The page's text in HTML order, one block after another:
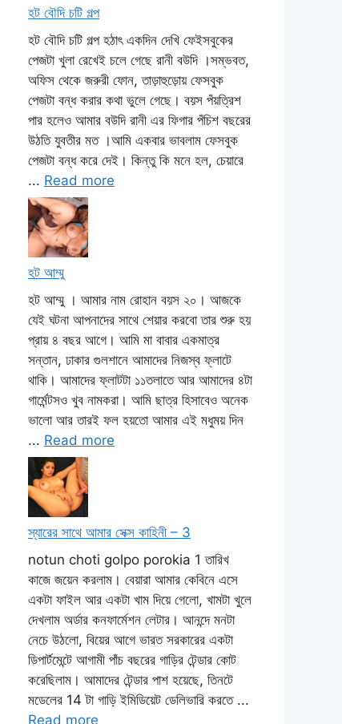
হট বৌদি চটি গল্প
হট বৌদি চটি গল্প হঠাৎ একদিন দেখি ফেইসবুকের
পেজটা খুলা রেখেই চলে গেছে রানী বউদি ।সম্ভবত,
অফিস থেকে জরুরী ফোন, তাড়াহুড়োয় ফেসবুক
পেজটা বন্ধ করার কথা ভুলে গেছে। বয়স পঁয়ত্রিশ
পার হলেও আমার বউদি রানী এর ফিগার পঁচিশ বছরের
উঠতি যুবতীর মত ।আমি একবার ভাবলাম ফেসবুক
পেজটা বন্ধ করে দেই। কিন্তু কি মনে হল, চেয়ারে
... Read more
হট আম্মু
হট আম্মু । আমার নাম রোহান বয়স ২০। আজকে
যেই ঘটনা আপনাদের সাথে শেয়ার করবো তার শুরু হয়
প্রায় ৪ বছর আগে। আমি মা বাবার একমাত্র
সন্তান, ঢাকার গুলশানে আমাদের নিজস্ব ফ্লাটে
থাকি। আমাদের ফ্লাটটা ১১তলাতে আর আমাদের ৪টা
গার্মেন্টসও খুব নামকরা। আমি ছাত্র হিসাবেও অনেক
ভালো আর তারই ফল হয়তো আমার এই মধুময় দিন
... Read more
স্যারের সাথে আমার সেক্স কাহিনী – 3
notun choti golpo porokia 1 তারিখ
কাজে জয়েন করলাম। বেয়ারা আমার কেবিনে এসে
একটা ফাইল আর একটা খাম দিয়ে গেলো, খামটা খুলে
দেখলাম অর্ডার কনফার্মেশন লেটার। আনন্দে মনটা
নেচে উঠলো, বিয়ের আগে ভারত সরকারের একটা
ডিপার্টমেন্টে আগামী পাঁচ বছরের গাড়ির টেন্ডার কোট
করেছিলাম। আমাদের টেন্ডার পাশ হয়েছে, তিনটে
মডেলের 14 টা গাড়ি ইমিডিয়েট ডেলিভারি করতে ...
Read more